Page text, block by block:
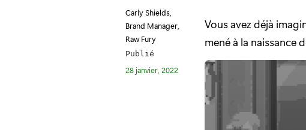
Carly Shields,
Brand Manager,
Raw Fury
Publié
28 janvier, 2022
Vous avez déjà
mené à la naissance